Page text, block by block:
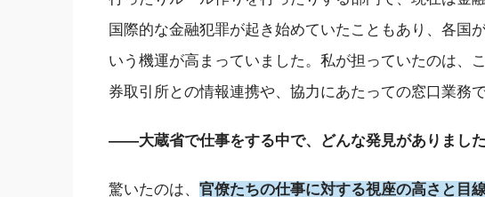
国際的な金融犯罪が起き始めていたこともあり、各国
いう機運が高まっていました。私が担っていたのは、
券取引所との情報連携や、協力にあたっての窓口業務で
――大蔵省で仕事をする中で、どんな発見がありまし
驚いたのは、 官僚たちの仕事に対する視座の高さと目